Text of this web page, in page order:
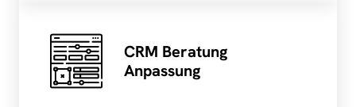
CRM Beratung
Anpassung